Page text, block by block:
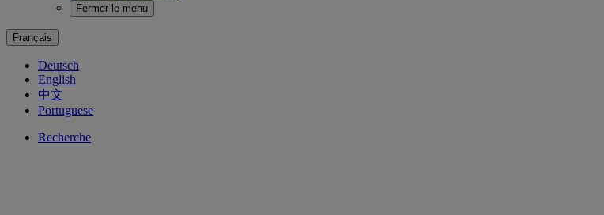
Fermer le menu
Français
Deutsch
English
中文
Portuguese
Recherche